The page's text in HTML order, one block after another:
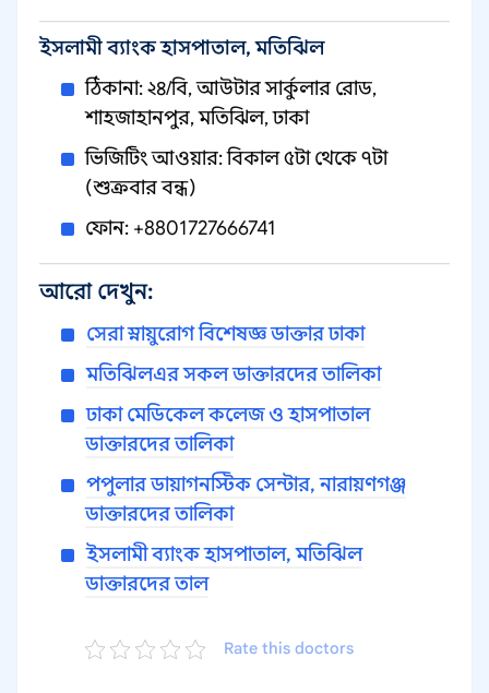
ইসলামী ব্যাংক হাসপাতাল, মতিঝিল
ঠিকানা: ২৪/বি, আউটার সার্কুলার রোড,
শাহজাহানপুর, মতিঝিল, ঢাকা
ভিজিটিং আওয়ার: বিকাল ৫টা থেকে ৭টা
(শুক্রবার বন্ধ)
ফোন: +8801727666741
আরো দেখুন:
সেরা স্নায়ুরোগ বিশেষজ্ঞ ডাক্তার ঢাকা
মতিঝিলএর সকল ডাক্তারদের তালিকা
ঢাকা মেডিকেল কলেজ ও হাসপাতাল
ডাক্তারদের তালিকা
পপুলার ডায়াগনস্টিক সেন্টার, নারায়ণগঞ্জ
ডাক্তারদের তালিকা
ইসলামী ব্যাংক হাসপাতাল, মতিঝিল
ডাক্তারদের তাল
Rate this doctors